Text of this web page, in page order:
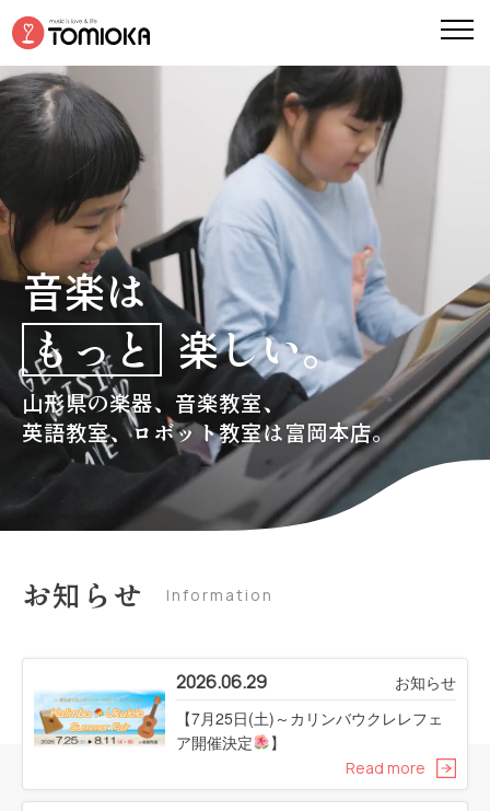
音楽は
もっと 楽しい。
山形県の楽器、音楽教室、
英語教室、ロボット教室は富岡本店。
お知らせ Information
2026.06.29
お知らせ
【7月25日(土)～カリンバウクレレフェ
ア開催決定
】
Read more